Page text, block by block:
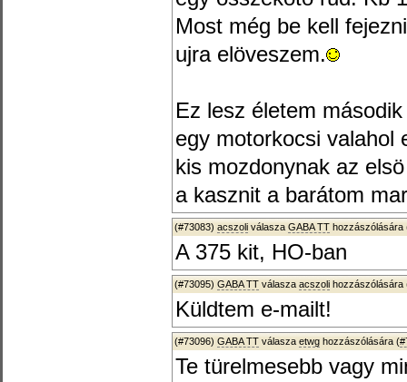
Most még be kell
ujra elöveszem.
Ez lesz életem
egy motorkocsi valahol
kis mozdonynak az
a kasznit a barátom
(#73083) acszoli válasza GABA TT hozzászólására
A 375 kit, HO-ban
(#73095) GABA TT válasza acszoli hozzászólására
Küldtem e-mailt!
(#73096) GABA TT válasza etwg hozzászólására (
Te türelmesebb vagy